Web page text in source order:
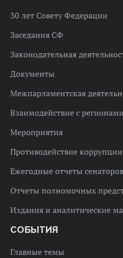
30 лет Совету Федерации
Заседания СФ
Законодательная
Документы
Межпарламентская
Взаимодействие с регионами
Мероприятия
Противодействие коррупции
Ежегодные отчеты сенаторов
Отчеты полномочных
Издания и аналитические
СОБЫТИЯ
Главные темы